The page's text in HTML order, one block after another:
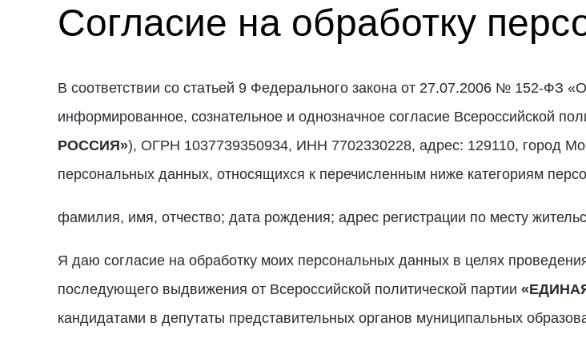
Согласие на обработку
В соответствии со статьей 9 Федерального закона от 27.07.2006 № 152-ФЗ
информированное, сознательное и однозначное согласие Всероссийской
РОССИЯ»), ОГРН 1037739350934, ИНН 7702330228, адрес: 129110, город
персональных данных, относящихся к перечисленным ниже категориям
фамилия, имя, отчество; дата рождения; адрес регистрации по месту
Я даю согласие на обработку моих персональных данных в целях
последующего выдвижения от Всероссийской политической партии
кандидатами в депутаты представительных органов муниципальных